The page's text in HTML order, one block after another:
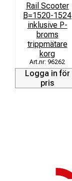
Rail Scooter
B=1520-1524
inklusive P-
broms
trippmätare
korg
96262
Logga in för
pris